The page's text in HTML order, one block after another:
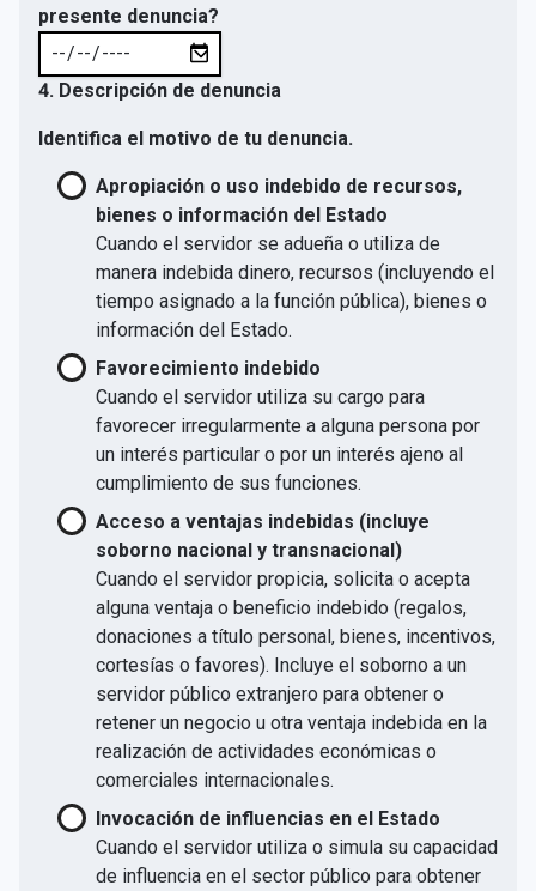
presente denuncia?
4. Descripción de denuncia
Identifica el motivo de tu denuncia.
Apropiación o uso indebido de recursos,
bienes o información del Estado
Cuando el servidor se adueña o utiliza de
manera indebida dinero, recursos (incluyendo el
tiempo asignado a la función pública), bienes o
información del Estado.
Favorecimiento indebido
Cuando el servidor utiliza su cargo para
favorecer irregularmente a alguna persona por
un interés particular o por un interés ajeno al
cumplimiento de sus funciones.
Acceso a ventajas indebidas (incluye
soborno nacional y transnacional)
Cuando el servidor propicia, solicita o acepta
alguna ventaja o beneficio indebido (regalos,
donaciones a título personal, bienes, incentivos,
cortesías o favores). Incluye el soborno a un
servidor público extranjero para obtener o
retener un negocio u otra ventaja indebida en la
realización de actividades económicas o
comerciales internacionales.
Invocación de influencias en el Estado
Cuando el servidor utiliza o simula su capacidad
de influencia en el sector público para obtener